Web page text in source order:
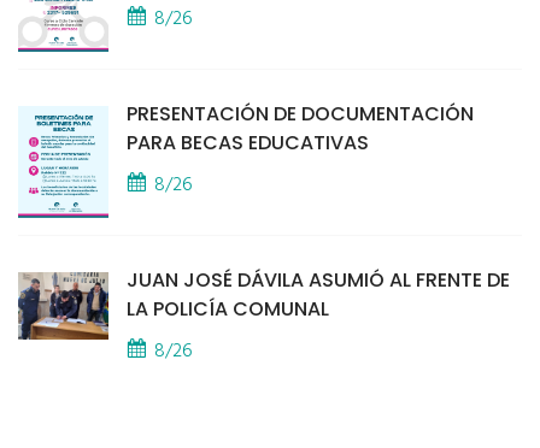
8/26
PRESENTACIÓN DE DOCUMENTACIÓN
PARA BECAS EDUCATIVAS
8/26
JUAN JOSÉ DÁVILA ASUMIÓ AL FRENTE DE
LA POLICÍA COMUNAL
8/26